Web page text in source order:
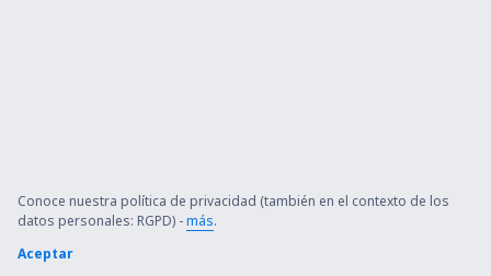
Conoce nuestra política de privacidad (también en el contexto de los
datos personales: RGPD) -más.
Aceptar